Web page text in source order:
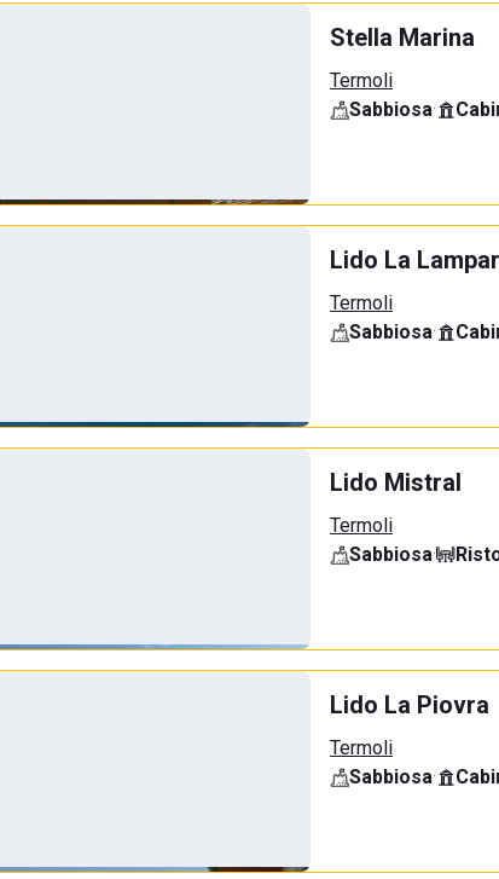
Stella Marina
Termoli
Sabbiosa·
Lido La
Termoli
Sabbiosa·
Lido Mistral
Termoli
Sabbiosa·
Lido La Piovra
Termoli
Sabbiosa·